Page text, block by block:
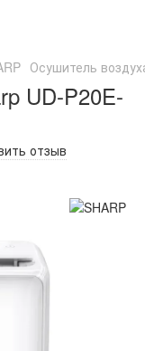
Осушитель
UD-P20E-
отзыв